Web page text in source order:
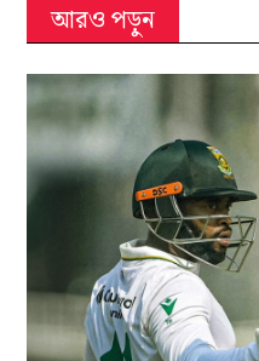
আরও পড়ুন